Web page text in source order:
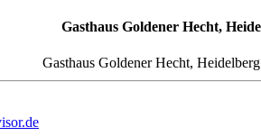
Gasthaus Goldener Hecht,
Gasthaus Goldener Hecht,